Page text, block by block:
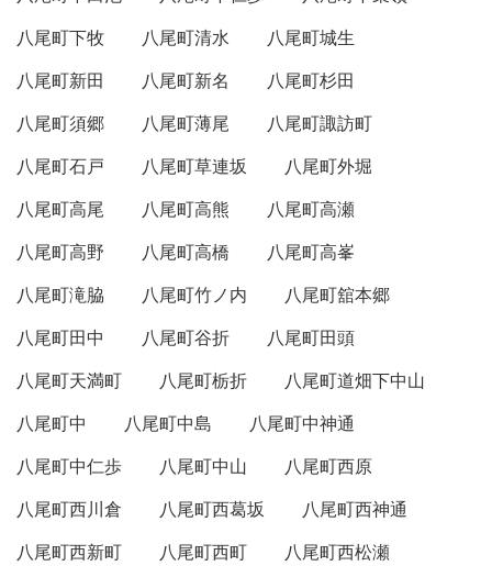
八尾町下牧
八尾町清水
八尾町城生
八尾町新田
八尾町新名
八尾町杉田
八尾町須郷
八尾町薄尾
八尾町諏訪町
八尾町石戸
八尾町草連坂
八尾町外堀
八尾町高尾
八尾町高熊
八尾町高瀬
八尾町高野
八尾町高橋
八尾町高峯
八尾町滝脇
八尾町竹ノ内
八尾町舘本郷
八尾町田中
八尾町谷折
八尾町田頭
八尾町天満町
八尾町栃折
八尾町道畑下中山
八尾町中
八尾町中島
八尾町中神通
八尾町中仁歩
八尾町中山
八尾町西原
八尾町西川倉
八尾町西葛坂
八尾町西神通
八尾町西新町
八尾町西町
八尾町西松瀬